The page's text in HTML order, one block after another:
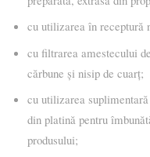
cu utilizarea în receptură
cu filtrarea amestecului
cărbune și nisip de cuarț;
cu utilizarea
din platină pentru
produsului;